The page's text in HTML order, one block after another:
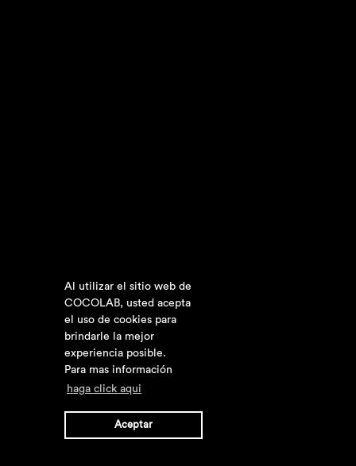
Al utilizar el sitio web de
COCOLAB, usted acepta
el uso de cookies para
brindarle la mejor
experiencia posible.
Para mas información
haga click aqui
Aceptar